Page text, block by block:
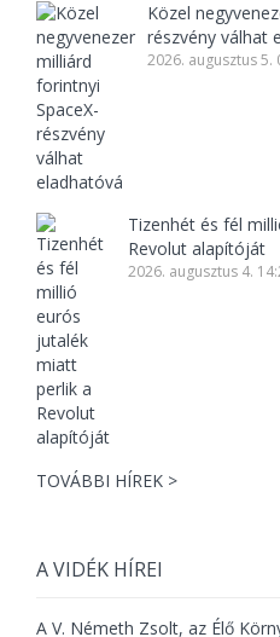
Közel
részvény válhat
2026. augusztus 5.
Tizenhét és fél
Revolut alapítóját
2026. augusztus 4.
TOVÁBBI HÍREK >
A VIDÉK HÍREI
A V. Németh Zsolt, az Élő